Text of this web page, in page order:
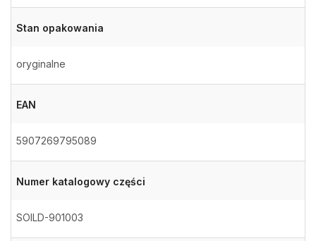
Stan opakowania
oryginalne
EAN
5907269795089
Numer katalogowy części
SOILD-901003